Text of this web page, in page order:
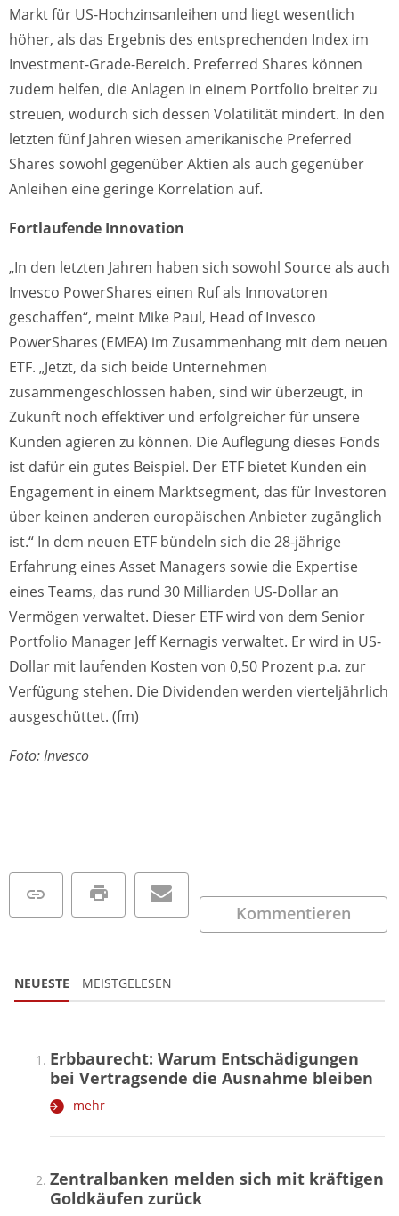
Markt für US-Hochzinsanleihen und liegt wesentlich
höher, als das Ergebnis des entsprechenden Index im
Investment-Grade-Bereich. Preferred Shares können
zudem helfen, die Anlagen in einem Portfolio breiter zu
streuen, wodurch sich dessen Volatilität mindert. In den
letzten fünf Jahren wiesen amerikanische Preferred
Shares sowohl gegenüber Aktien als auch gegenüber
Anleihen eine geringe Korrelation auf.
Fortlaufende Innovation
„In den letzten Jahren haben sich sowohl Source als auch
Invesco PowerShares einen Ruf als Innovatoren
geschaffen“, meint Mike Paul, Head of Invesco
PowerShares (EMEA) im Zusammenhang mit dem neuen
ETF. „Jetzt, da sich beide Unternehmen
zusammengeschlossen haben, sind wir überzeugt, in
Zukunft noch effektiver und erfolgreicher für unsere
Kunden agieren zu können. Die Auflegung dieses Fonds
ist dafür ein gutes Beispiel. Der ETF bietet Kunden ein
Engagement in einem Marktsegment, das für Investoren
über keinen anderen europäischen Anbieter zugänglich
ist.“ In dem neuen ETF bündeln sich die 28-jährige
Erfahrung eines Asset Managers sowie die Expertise
eines Teams, das rund 30 Milliarden US-Dollar an
Vermögen verwaltet. Dieser ETF wird von dem Senior
Portfolio Manager Jeff Kernagis verwaltet. Er wird in US-
Dollar mit laufenden Kosten von 0,50 Prozent p.a. zur
Verfügung stehen. Die Dividenden werden vierteljährlich
ausgeschüttet. (fm)
Foto: Invesco
Kommentieren
NEUESTE MEISTGELESEN
Erbbaurecht: Warum Entschädigungen
bei Vertragsende die Ausnahme bleiben
mehr
Zentralbanken melden sich mit kräftigen
Goldkäufen zurück